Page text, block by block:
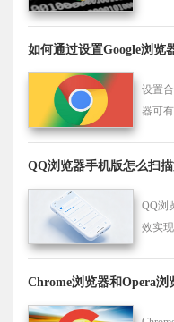
如何通过设置Google浏览
设置
器可
QQ浏览器手机版怎么扫
QQ浏
效实
办公
Chrome浏览器和Opera浏